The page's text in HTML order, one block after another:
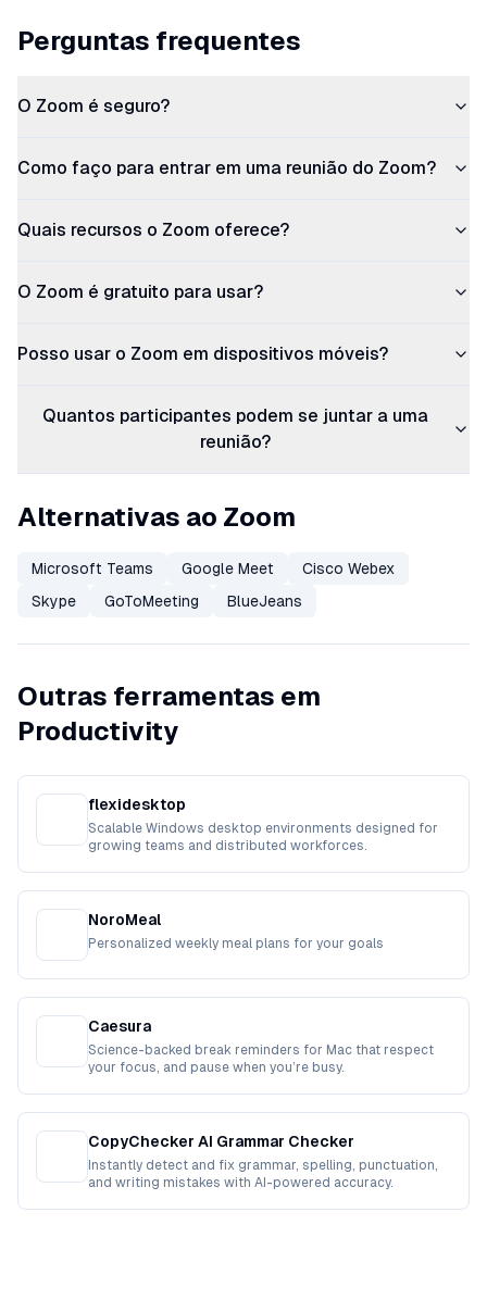
Perguntas frequentes
O Zoom é seguro?
Como faço para entrar em uma reunião do Zoom?
Quais recursos o Zoom oferece?
O Zoom é gratuito para usar?
Posso usar o Zoom em dispositivos móveis?
Quantos participantes podem se juntar a uma
reunião?
Alternativas ao Zoom
Microsoft Teams Google Meet
Cisco Webex
Skype
GoToMeeting BlueJeans
Outras ferramentas em
Productivity
flexidesktop
Scalable Windows desktop environments designed for
growing teams and distributed workforces.
NoroMeal
Personalized weekly meal plans for your goals
Caesura
Science-backed break reminders for Mac that respect
your focus, and pause when you’re busy.
CopyChecker AI Grammar Checker
Instantly detect and fix grammar, spelling, punctuation,
and writing mistakes with AI-powered accuracy.